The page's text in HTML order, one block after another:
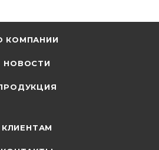
КОМПАНИИ
НОВОСТИ
КЛИЕНТАМ